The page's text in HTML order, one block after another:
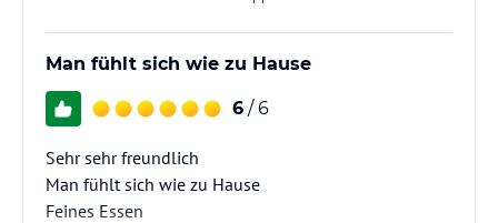
Man fühlt sich wie zu Hause
6 / 6
Sehr sehr freundlich
Man fühlt sich wie zu Hause
Feines Essen